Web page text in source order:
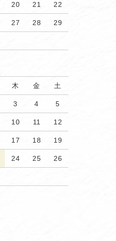
20 21 22
27 28 29
木 金 土
3 4 5
10 11 12
17 18 19
24 25 26